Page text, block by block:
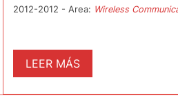
2012-2012 - Area: Wireless
LEER MÁS